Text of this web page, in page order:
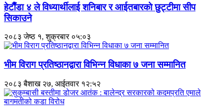
हेटाैँडा ४ ले विध्यार्थीलाई शनिबार र आईतबारकाे छुट्टीमा सीप
सिकाउने
२०८३ जेष्ठ १, शुक्रबार ०५:०३
भीम विराग प्रतिष्ठानद्वारा विभिन्न विधाका ७ जना सम्मानित
२०८३ बैशाख २७, आईतवार १२:५२